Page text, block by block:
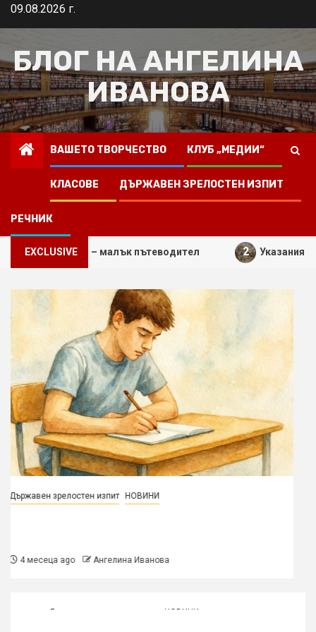
Skip09.08.2026 г.
БЛОГ НА АНГЕЛИНА
ИВАНОВА
ВАШЕТО ТВОРЧЕСТВО КЛУБ „МЕДИИ“
КЛАСОВЕ ДЪРЖАВЕН ЗРЕЛОСТЕН ИЗПИТ
РЕЧНИК
EXCLUSIVE
– малък пътеводител 2 Указания за
Държавен зрелостен изпит НОВИНИ
Български автори Държавен зрелостен изпит
5 месеца ago Ангелина Иванова